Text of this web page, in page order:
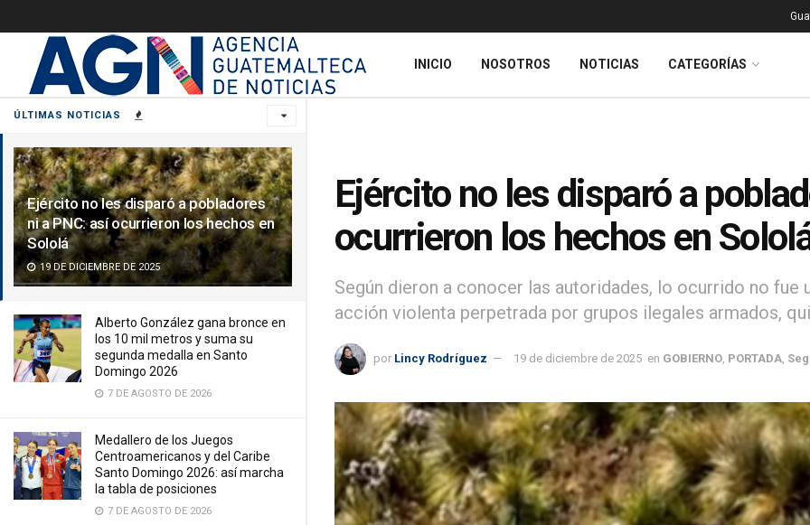
ÚLTIMAS NOTICIAS
Ejército no les disparó a pobladores
ni a PNC: así ocurrieron los hechos en
Sololá
19 DE DICIEMBRE DE 2025
Alberto González gana bronce en
los 10 mil metros y suma su
segunda medalla en Santo
Domingo 2026
7 DE AGOSTO DE 2026
Medallero de los Juegos
Centroamericanos y del Caribe
Santo Domingo 2026: así marcha
la tabla de posiciones
7 DE AGOSTO DE 2026
INICIO NOSOTROS NOTICIAS CATEGORÍAS
Ejército no les disparó a
ocurrieron los hechos en
Según dieron a conocer las autoridades, lo ocurrido no fue
acción violenta perpetrada por grupos ilegales armados,
por Lincy Rodríguez 19 de diciembre de 2025 en GOBIERNO PORTADA